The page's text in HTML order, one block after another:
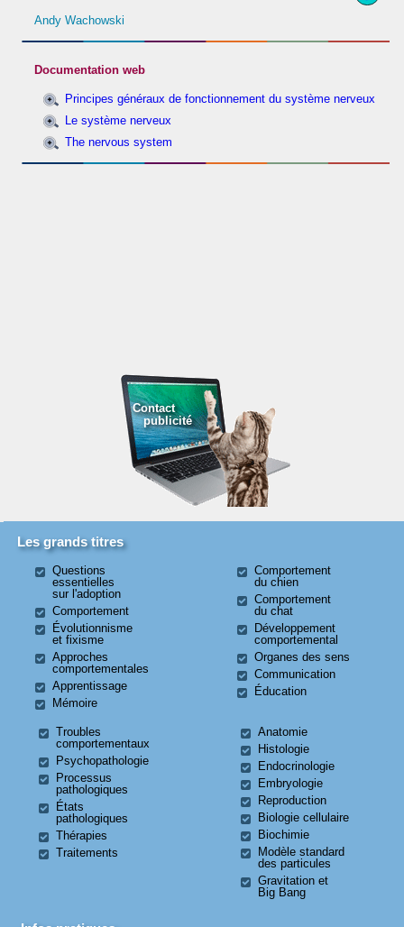
Andy Wachowski
Documentation web
Principes généraux de fonctionnement du système nerveux
Le système nerveux
The nervous system
Contact
publicité
Les grands titres
Questions
essentielles
sur l'adoption
Comportement
Évolutionnisme
et fixisme
Approches
comportementales
Apprentissage
Mémoire
Comportement
du chien
Comportement
du chat
Développement
comportemental
Organes des sens
Communication
Éducation
Troubles
comportementaux
Psychopathologie
Processus
pathologiques
États
pathologiques
Thérapies
Traitements
Anatomie
Histologie
Endocrinologie
Embryologie
Reproduction
Biologie cellulaire
Biochimie
Modèle standard
des particules
Gravitation et
Big Bang